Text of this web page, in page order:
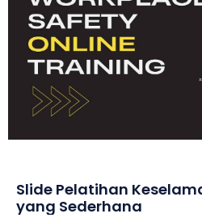
Slide Pelatihan
yang Sederhana